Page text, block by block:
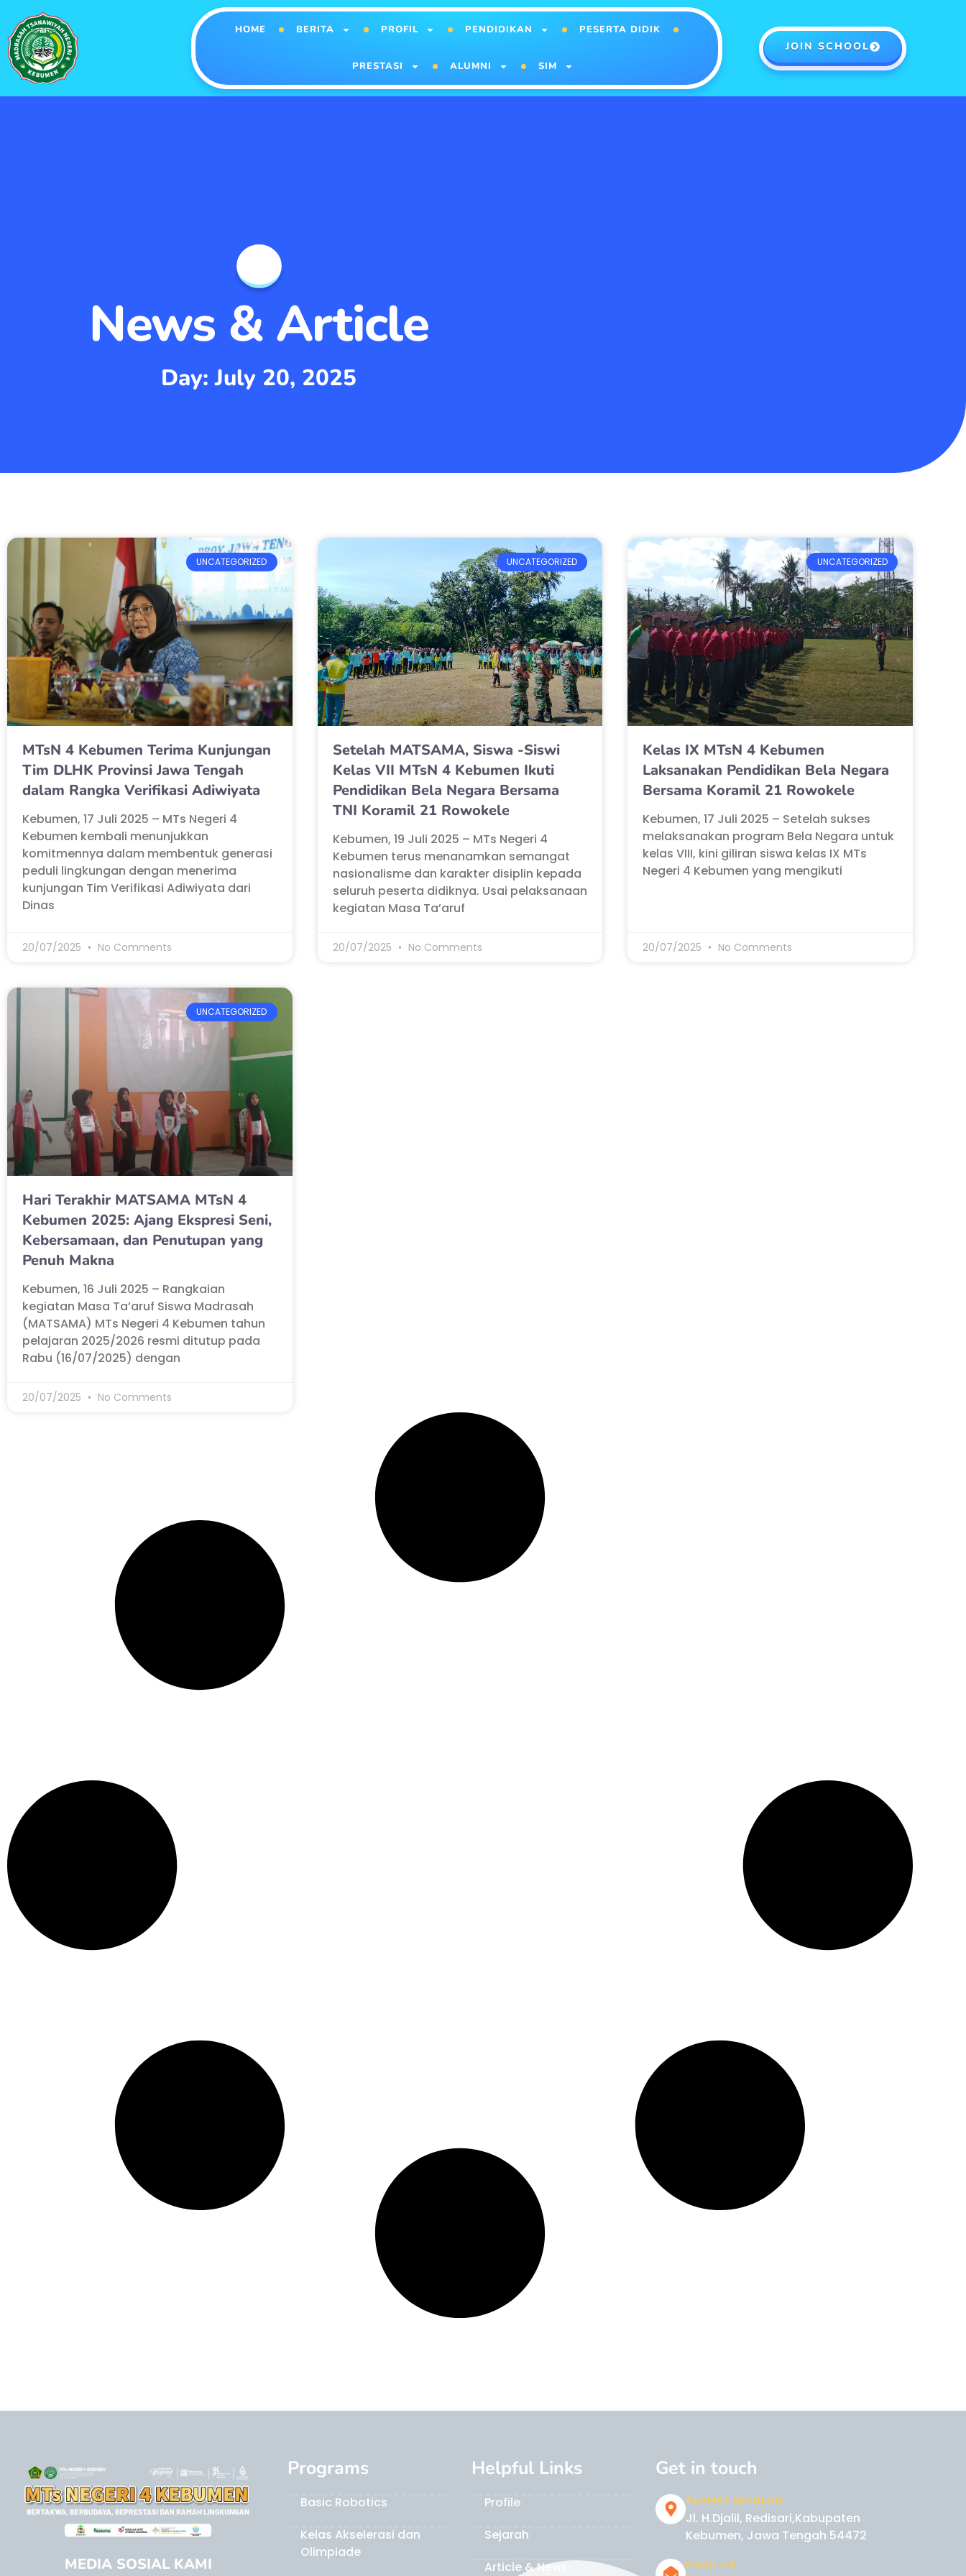
HOME BERITA PROFIL PENDIDIKAN PESERTA DIDIK
PRESTASI ALUMNI SIM
JOIN SCHOOL
News & Article
Day: July 20, 2025
UNCATEGORIZED
MTsN 4 Kebumen Terima Kunjungan
Tim DLHK Provinsi Jawa Tengah
dalam Rangka Verifikasi Adiwiyata
Kebumen, 17 Juli 2025 – MTs Negeri 4
Kebumen kembali menunjukkan
komitmennya dalam membentuk generasi
peduli lingkungan dengan menerima
kunjungan Tim Verifikasi Adiwiyata dari
Dinas
20/07/2025 No Comments
UNCATEGORIZED
Setelah MATSAMA, Siswa -Siswi
Kelas VII MTsN 4 Kebumen Ikuti
Pendidikan Bela Negara Bersama
TNI Koramil 21 Rowokele
Kebumen, 19 Juli 2025 – MTs Negeri 4
Kebumen terus menanamkan semangat
nasionalisme dan karakter disiplin kepada
seluruh peserta didiknya. Usai pelaksanaan
kegiatan Masa Ta’aruf
20/07/2025 No Comments
UNCATEGORIZED
Kelas IX MTsN 4 Kebumen
Laksanakan Pendidikan Bela Negara
Bersama Koramil 21 Rowokele
Kebumen, 17 Juli 2025 – Setelah sukses
melaksanakan program Bela Negara untuk
kelas VIII, kini giliran siswa kelas IX MTs
Negeri 4 Kebumen yang mengikuti
20/07/2025 No Comments
UNCATEGORIZED
Hari Terakhir MATSAMA MTsN 4
Kebumen 2025: Ajang Ekspresi Seni,
Kebersamaan, dan Penutupan yang
Penuh Makna
Kebumen, 16 Juli 2025 – Rangkaian
kegiatan Masa Ta’aruf Siswa Madrasah
(MATSAMA) MTs Negeri 4 Kebumen tahun
pelajaran 2025/2026 resmi ditutup pada
Rabu (16/07/2025) dengan
20/07/2025 No Comments
MEDIA SOSIAL KAMI
Programs
Basic Robotics
Kelas Akselerasi dan
Olimpiade
Helpful Links
Profile
Sejarah
Article & News
Get in touch
ALAMAT SEKOLAH
Jl. H.Djalil, Redisari,Kabupaten
Kebumen, Jawa Tengah 54472
EMAIL US